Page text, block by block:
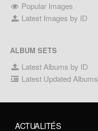
Popular Images
Latest Images by ID
ALBUM SETS
Latest Albums by ID
Latest Updated Albums
ACTUALITÉS